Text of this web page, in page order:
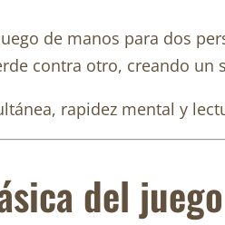
de manos para dos
contra otro, creando
rapidez mental y
del juego